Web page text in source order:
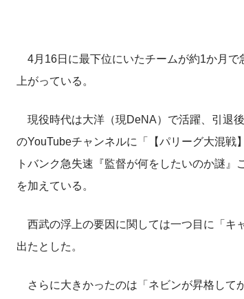
4月16日に最下位にいたチームが約1か月で
上がっている。
現役時代は大洋（現DeNA）で活躍、引退
のYouTubeチャンネルに「【パリーグ大混戦
トバンク急失速『監督が何をしたいのか謎
を加えている。
西武の浮上の要因に関しては一つ目に「キ
出たとした。
さらに大きかったのは「ネビンが昇格して